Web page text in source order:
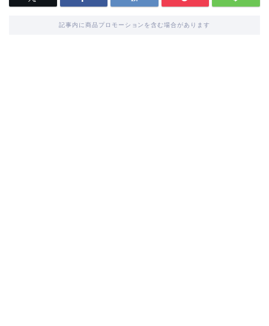
記事内に商品プロモーションを含む場合があります